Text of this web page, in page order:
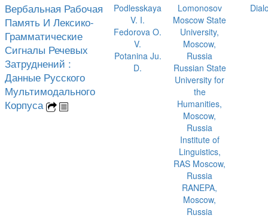
Вербальная Рабочая
Память И Лексико-
Грамматические
Сигналы Речевых
Затруднений :
Данные Русского
Мультимодального
Корпуса
Podlesskaya
V. I.
Fedorova O.
V.
Potanina Ju.
D.
Lomonosov
Moscow State
University,
Moscow,
Russia
Russian State
University for
the
Humanities,
Moscow,
Russia
Institute of
Linguistics,
RAS Moscow,
Russia
RANEPA,
Moscow,
Russia